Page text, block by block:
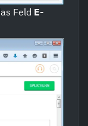
Feld E-